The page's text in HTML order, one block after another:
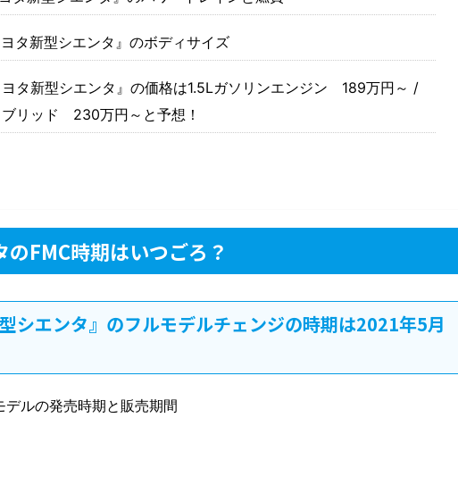
ヨタ新型シエンタ』のボディサイズ
ヨタ新型シエンタ』の価格は1.5Lガソリンエンジン 189万円～ /
リッド 230万円～と予想！
のFMC時期はいつごろ？
型シエンタ』のフルモデルチェンジの時期は2021年5月
デルの発売時期と販売期間